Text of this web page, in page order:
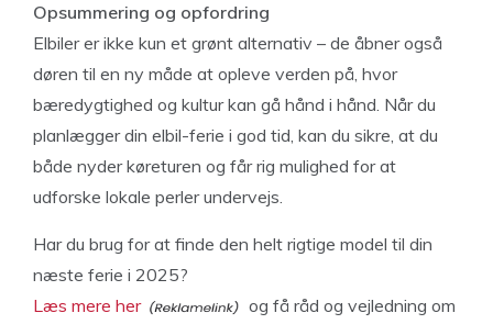
Opsummering og opfordring
Elbiler er ikke kun et grønt alternativ – de åbner også
døren til en ny måde at opleve verden på, hvor
bæredygtighed og kultur kan gå hånd i hånd. Når du
planlægger din elbil-ferie i god tid, kan du sikre, at du
både nyder køreturen og får rig mulighed for at
udforske lokale perler undervejs.
Har du brug for at finde den helt rigtige model til din
næste ferie i 2025?
Læs mere her
og få råd og vejledning om